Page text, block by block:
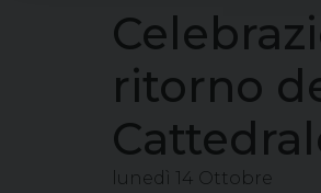
ritorno
lunedì 14 Ottobre